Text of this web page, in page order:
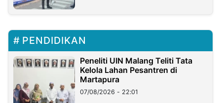
PENDIDIKAN
Peneliti UIN Malang Teliti Tata
Kelola Lahan Pesantren di
Martapura
07/08/2026 - 22:01